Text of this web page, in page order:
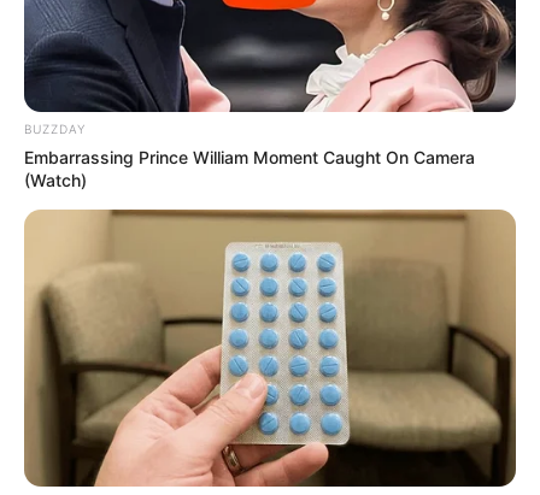
BUZZDAY
Embarrassing Prince William Moment Caught On Camera
(Watch)